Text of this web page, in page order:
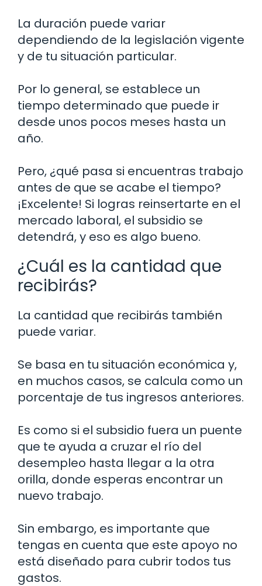
La duración puede variar
dependiendo de la legislación vigente
y de tu situación particular.
Por lo general, se establece un
tiempo determinado que puede ir
desde unos pocos meses hasta un
año.
Pero, ¿qué pasa si encuentras trabajo
antes de que se acabe el tiempo?
¡Excelente! Si logras reinsertarte en el
mercado laboral, el subsidio se
detendrá, y eso es algo bueno.
¿Cuál es la cantidad que
recibirás?
La cantidad que recibirás también
puede variar.
Se basa en tu situación económica y,
en muchos casos, se calcula como un
porcentaje de tus ingresos anteriores.
Es como si el subsidio fuera un puente
que te ayuda a cruzar el río del
desempleo hasta llegar a la otra
orilla, donde esperas encontrar un
nuevo trabajo.
Sin embargo, es importante que
tengas en cuenta que este apoyo no
está diseñado para cubrir todos tus
gastos.